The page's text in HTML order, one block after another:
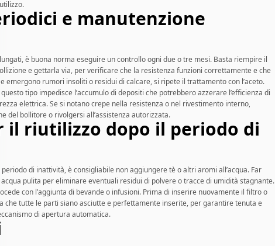
e manutenzione
è buona norma eseguire un controllo ogni due o tre mesi. Basta riempire il
e gettarla via, per verificare che la resistenza funzioni correttamente e che
emergono rumori insoliti o residui di calcare, si ripete il trattamento con l’aceto.
tipo impedisce l’accumulo di depositi che potrebbero azzerare l’efficienza di
elettrica. Se si notano crepe nella resistenza o nel rivestimento interno,
del bollitore o rivolgersi all’assistenza autorizzata.
il riutilizzo dopo il periodo di
di inattività, è consigliabile non aggiungere tè o altri aromi all’acqua. Far
pulita per eliminare eventuali residui di polvere o tracce di umidità stagnante.
con l’aggiunta di bevande o infusioni. Prima di inserire nuovamente il filtro o
che tutte le parti siano asciutte e perfettamente inserite, per garantire tenuta e
di apertura automatica.